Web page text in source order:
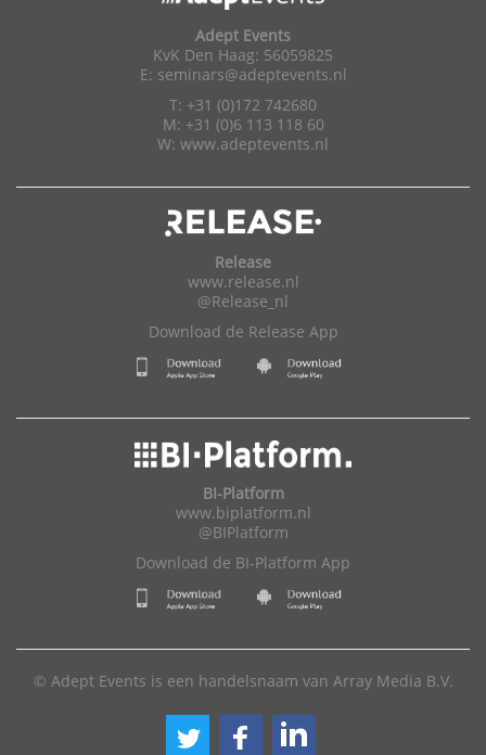
Adept Events
KvK Den Haag: 56059825
E: seminars@adeptevents.nl
T: +31 (0)172 742680
M: +31 (0)6 113 118 60
W: www.adeptevents.nl
Release
www.release.nl
@Release_nl
Download de Release App
BI-Platform
www.biplatform.nl
@BIPlatform
Download de BI-Platform App
© Adept Events is een handelsnaam van Array Media B.V.